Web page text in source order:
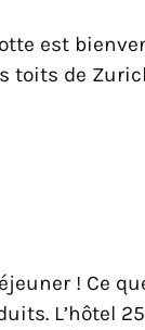
est
toits de
! Ce
L’hôtel